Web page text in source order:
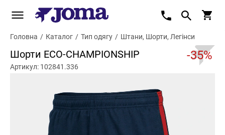
Головна / Каталог / Тип одягу / Штани, Шорти, Легінси
Шорти ECO-CHAMPIONSHIP -35%
Артикул: 102841.336